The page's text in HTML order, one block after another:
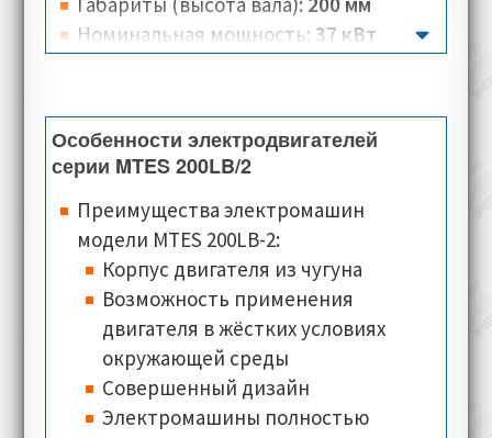
Номинальная мощность: 37 кВт
Количество полюсов:2
Номинальная скорость:2945-3000 об/
мин
Номинальное напряжение:400-460 В
Номинальный ток:64,6-67 А
Тип соединения:треугольник, звезда
Количество разъёмов:3-6 для
электродвигателей в чугунном
корпусе с типом соединения схема
треугольник-звезда, с клеммной
коробкой установленной вверху
Особенности электродвигателей
серии MTES 200LB/2
Преимущества электромашин
модели MTES 200LB-2:
Корпус двигателя из чугуна
Возможность применения
двигателя в жёстких условиях
окружающей среды
Совершенный дизайн
Электромашины полностью